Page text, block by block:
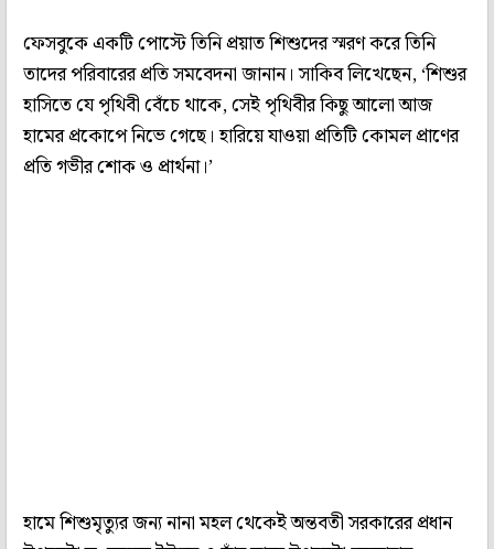
ফেসবুকে একটি পোস্টে তিনি প্রয়াত শিশুদের স্মরণ করে তিনি
তাদের পরিবারের প্রতি সমবেদনা জানান। সাকিব লিখেছেন, ‘শিশুর
হাসিতে যে পৃথিবী বেঁচে থাকে, সেই পৃথিবীর কিছু আলো আজ
হামের প্রকোপে নিভে গেছে। হারিয়ে যাওয়া প্রতিটি কোমল প্রাণের
প্রতি গভীর শোক ও প্রার্থনা।’
হামে শিশুমৃত্যুর জন্য নানা মহল থেকেই অন্তবতী সরকারের প্রধান